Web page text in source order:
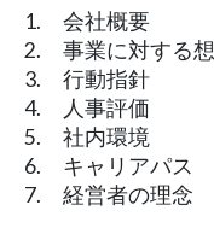
1. 会社概要
2. 事業に対する
3. 行動指針
4. 人事評価
5. 社内環境
6. キャリアパス
7. 経営者の理念